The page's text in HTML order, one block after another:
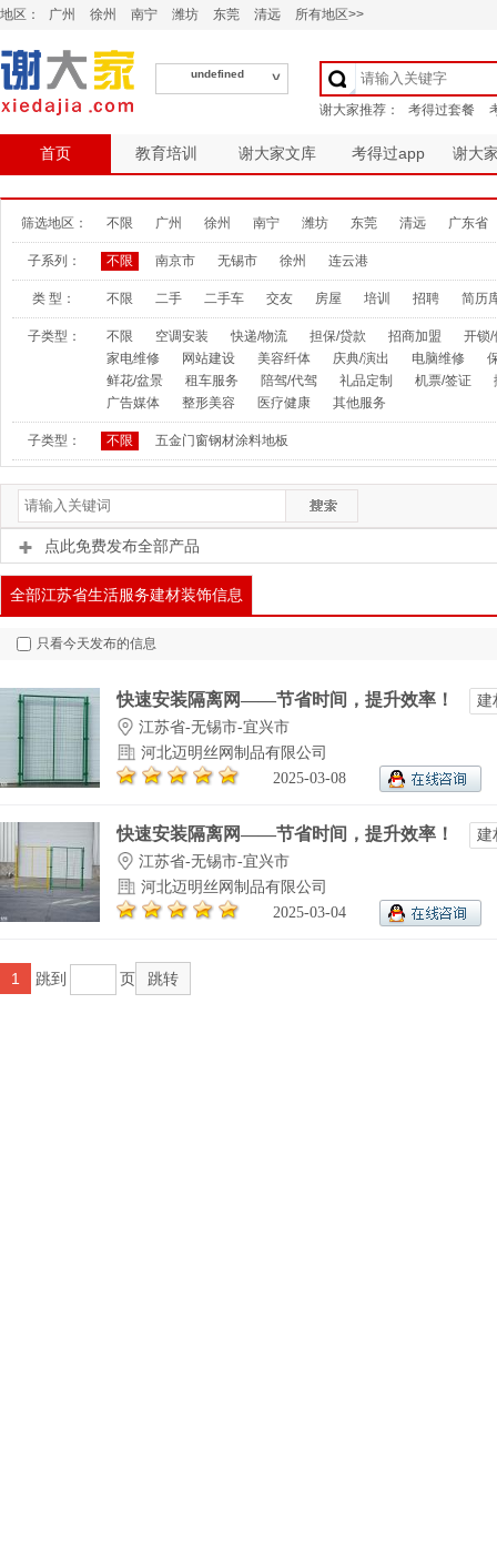
地区： 广州 徐州 南宁 潍坊 东莞 清远 所有地区>>
undefined
首页 教育培训 谢大家文库 考得过app 谢大
筛选地区： 不限 广州 徐州 南宁 潍坊 东莞 清远 广东省
子系列： 不限 南京市 无锡市 徐州 连云港
类 型： 不限 二手 二手车 交友 房屋 培训 招聘 简历
子类型： 不限 空调安装 快递/物流 担保/贷款 招商加盟
开锁/
家电维修
网站建设 美容纤体 庆典/演出 电脑维修
鲜花/盆景
租车服务 陪驾/代驾 礼品定制 机票/签证
广告媒体
整形美容 医疗健康 其他服务
子类型： 不限 五金门窗钢材涂料地板
点此免费发布全部产品
全部江苏省生活服务建材装饰信息
只看今天发布的信息
快速安装隔离网——节省时间，提升效率！
建
江苏省-无锡市-宜兴市
河北迈明丝网制品有限公司
2025-03-08
快速安装隔离网——节省时间，提升效率！
建
江苏省-无锡市-宜兴市
河北迈明丝网制品有限公司
2025-03-04
1 跳到 页 跳转